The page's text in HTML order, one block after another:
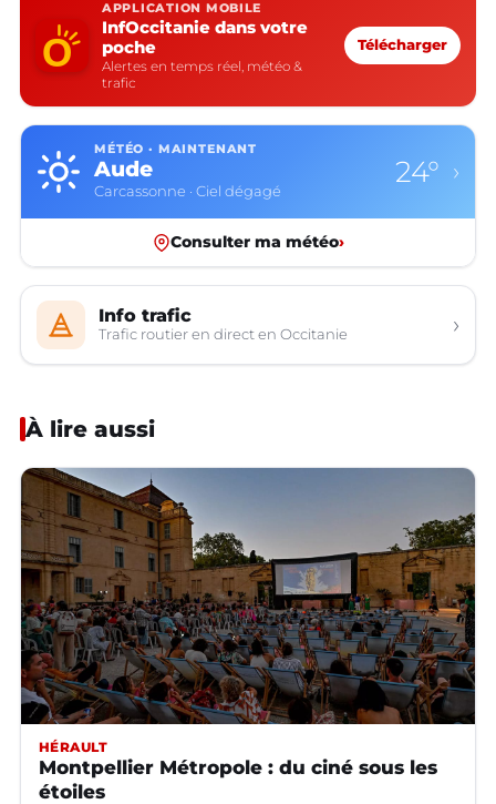
APPLICATION MOBILE
InfOccitanie dans votre
poche
Alertes en temps réel, météo &
trafic
Télécharger
MÉTÉO · MAINTENANT
Aude
Carcassonne · Ciel dégagé
24° ›
Consulter ma météo›
Info trafic
Trafic routier en direct en Occitanie ›
À lire aussi
HÉRAULT
Montpellier Métropole : du ciné sous les
étoiles